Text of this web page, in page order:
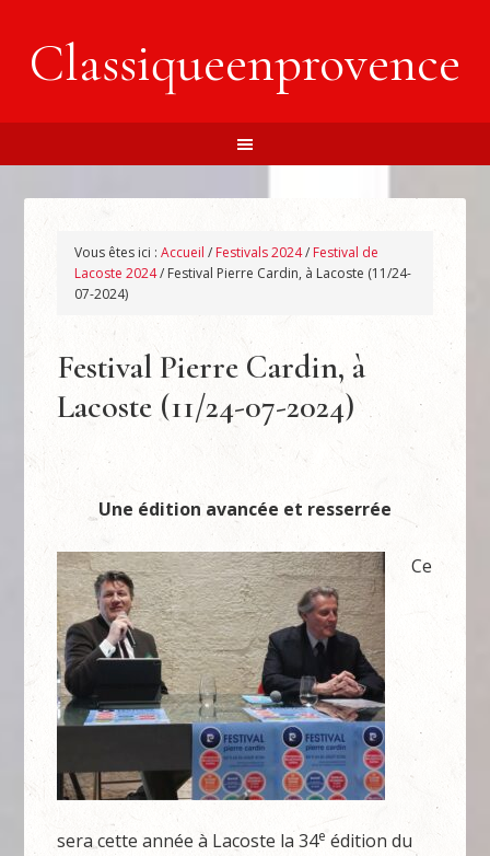
Classiqueenprovence
Vous êtes ici :Accueil / Festivals 2024/ Festival de
Lacoste 2024/ Festival Pierre Cardin, à Lacoste (11/24-
07-2024)
Festival Pierre Cardin, à
Lacoste (11/24-07-2024)
Une édition avancée et resserrée
Ce
sera cette année à Lacoste la 34e édition du